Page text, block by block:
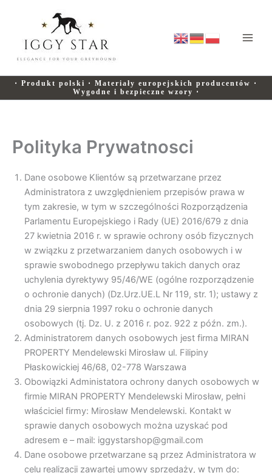
⋅ Produkt polski ⋅ Materiały europejskich producentów ⋅
Wygodne i bezpieczne wzory ⋅
Polityka Prywatnosci
Dane osobowe Klientów są przetwarzane przez
Administratora z uwzględnieniem przepisów prawa w
tym zakresie, w tym w szczególności Rozporządzenia
Parlamentu Europejskiego i Rady (UE) 2016/679 z dnia
27 kwietnia 2016 r. w sprawie ochrony osób fizycznych
w związku z przetwarzaniem danych osobowych i w
sprawie swobodnego przepływu takich danych oraz
uchylenia dyrektywy 95/46/WE (ogólne rozporządzenie
o ochronie danych) (Dz.Urz.UE.L Nr 119, str. 1); ustawy z
dnia 29 sierpnia 1997 roku o ochronie danych
osobowych (tj. Dz. U. z 2016 r. poz. 922 z późn. zm.).
Administratorem danych osobowych jest firma MIRAN
PROPERTY Mendelewski Mirosław ul. Filipiny
Płaskowickiej 46/68, 02-778 Warszawa
Obowiązki Administatora ochrony danych osobowych w
firmie MIRAN PROPERTY Mendelewski Mirosław, pełni
właściciel firmy: Mirosław Mendelewski. Kontakt w
sprawie danych osobowych można uzyskać pod
adresem e – mail: iggystarshop@gmail.com
Dane osobowe przetwarzane są przez Administratora w
celu realizacji zawartej umowy sprzedaży, w tym do: